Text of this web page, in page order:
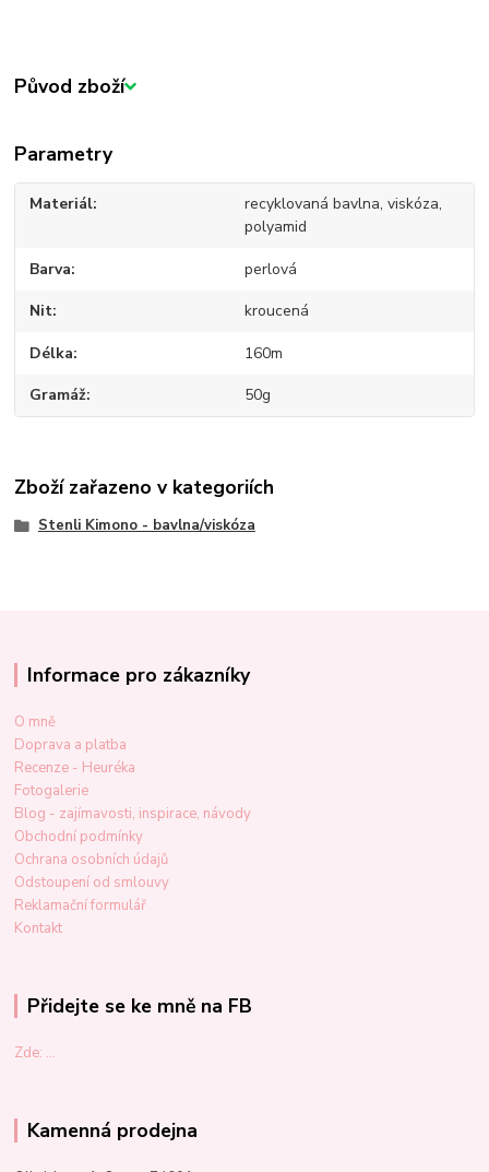
Původ zboží
Parametry
Materiál
recyklovaná bavlna, viskóza,
polyamid
Barva perlová
Nit kroucená
Délka 160m
Gramáž 50g
Zboží zařazeno v kategoriích
Stenli Kimono - bavlna/viskóza
Informace pro zákazníky
O mně
Doprava a platba
Recenze - Heuréka
Fotogalerie
Blog - zajímavosti, inspirace, návody
Obchodní podmínky
Ochrana osobních údajů
Odstoupení od smlouvy
Reklamační formulář
Kontakt
Přidejte se ke mně na FB
Zde: ...
Kamenná prodejna